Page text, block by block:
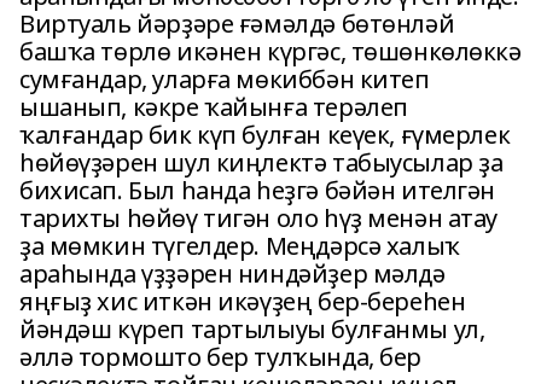
Виртуаль йәрҙәре ғәмәлдә бөтөнләй
башҡа төрлө икәнен күргәс, төшөнкөлөккә
сумғандар, уларға мөкиббән китеп
ышанып, кәкре ҡайынға терәлеп
ҡалғандар бик күп булған кеүек, ғүмерлек
һөйөүҙәрен шул киңлектә табыу­сылар ҙа
бихисап. Был һанда һеҙгә бәйән ителгән
тарихты һөйөү тигән оло һүҙ менән атау
ҙа мөмкин түгелдер. Меңдәрсә халыҡ
араһында үҙҙәрен ниндәйҙер мәлдә
яңғыҙ хис иткән икәүҙең бер-береһен
йәндәш күреп тартылыуы булғанмы ул,
әллә тормошто бер тулҡында, бер